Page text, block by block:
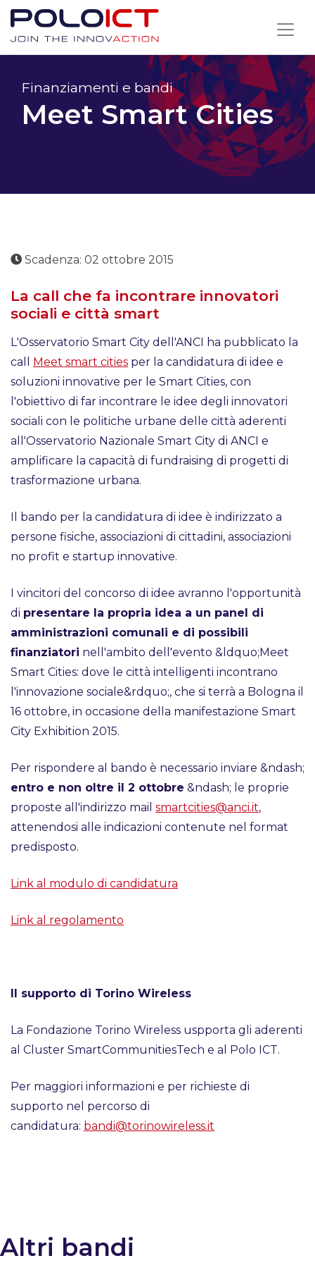
Skip
content
Finanziamenti e bandi
Meet Smart Cities
Scadenza: 02 ottobre 2015
La call che fa incontrare innovatori
sociali e città smart
L'Osservatorio Smart City dell'ANCI ha pubblicato la
call Meet smart cities per la candidatura di idee e
soluzioni innovative per le Smart Cities, con
l'obiettivo di far incontrare le idee degli innovatori
sociali con le politiche urbane delle città aderenti
all'Osservatorio Nazionale Smart City di ANCI e
amplificare la capacità di fundraising di progetti di
trasformazione urbana.
Il bando per la candidatura di idee è indirizzato a
persone fisiche, associazioni di cittadini, associazioni
no profit e startup innovative.
I vincitori del concorso di idee avranno l'opportunità
di presentare la propria idea a un panel di
amministrazioni comunali e di possibili
finanziatori nell'ambito dell'evento &ldquo;Meet
Smart Cities: dove le città intelligenti incontrano
l'innovazione sociale&rdquo;, che si terrà a Bologna il
16 ottobre, in occasione della manifestazione Smart
City Exhibition 2015.
Per rispondere al bando è necessario inviare &ndash;
entro e non oltre il 2 ottobre &ndash; le proprie
proposte all'indirizzo mail smartcities@anci.it,
attenendosi alle indicazioni contenute nel format
predisposto.
Link al modulo di candidatura
Link al regolamento
Il supporto di Torino Wireless
La Fondazione Torino Wireless uspporta gli aderenti
al Cluster SmartCommunitiesTech e al Polo ICT.
Per maggiori informazioni e per richieste di
supporto nel percorso di
candidatura: bandi@torinowireless.it
Altri bandi